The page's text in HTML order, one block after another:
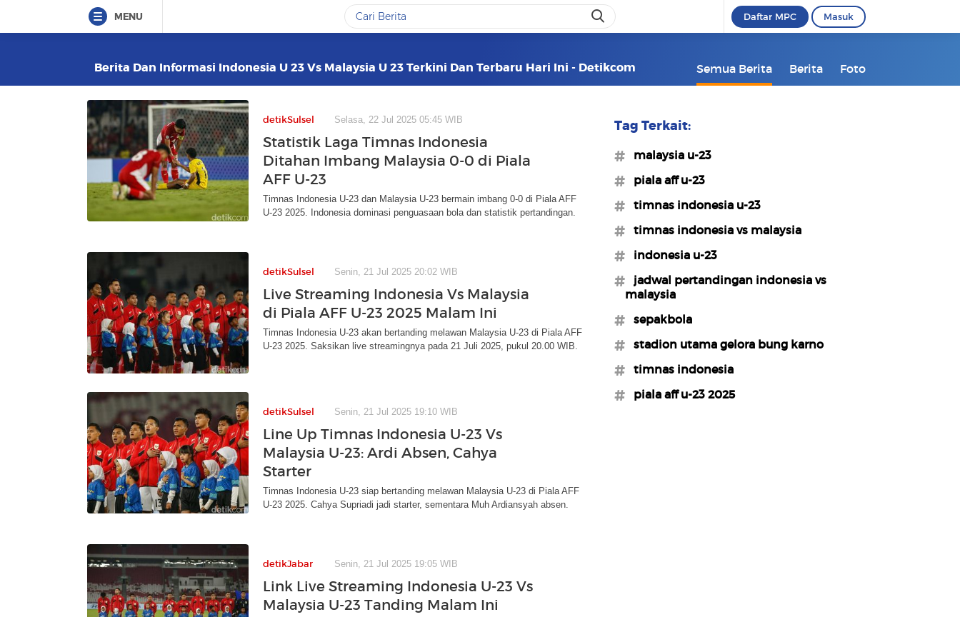
MENU Daftar MPC Masuk
Berita Dan Informasi Indonesia U 23 Vs Malaysia U 23 Terkini Dan Terbaru Hari Ini - Detikcom Semua Berita Berita Foto
detikSulsel Selasa, 22 Jul 2025 05:45 WIB
Statistik Laga Timnas Indonesia
Ditahan Imbang Malaysia 0-0 di Piala
AFF U-23
Timnas Indonesia U-23 dan Malaysia U-23 bermain imbang 0-0 di Piala AFF
U-23 2025. Indonesia dominasi penguasaan bola dan statistik pertandingan.
detikSulsel Senin, 21 Jul 2025 20:02 WIB
Live Streaming Indonesia Vs Malaysia
di Piala AFF U-23 2025 Malam Ini
Timnas Indonesia U-23 akan bertanding melawan Malaysia U-23 di Piala AFF
U-23 2025. Saksikan live streamingnya pada 21 Juli 2025, pukul 20.00 WIB.
detikSulsel Senin, 21 Jul 2025 19:10 WIB
Line Up Timnas Indonesia U-23 Vs
Malaysia U-23: Ardi Absen, Cahya
Starter
Timnas Indonesia U-23 siap bertanding melawan Malaysia U-23 di Piala AFF
U-23 2025. Cahya Supriadi jadi starter, sementara Muh Ardiansyah absen.
detikJabar Senin, 21 Jul 2025 19:05 WIB
Link Live Streaming Indonesia U-23 Vs
Malaysia U-23 Tanding Malam Ini
Tag Terkait:
#malaysia u-23
#piala aff u-23
#timnas indonesia u-23
#timnas indonesia vs malaysia
#indonesia u-23
#jadwal pertandingan indonesia vs
malaysia
#sepakbola
#stadion utama gelora bung karno
#timnas indonesia
#piala aff u-23 2025